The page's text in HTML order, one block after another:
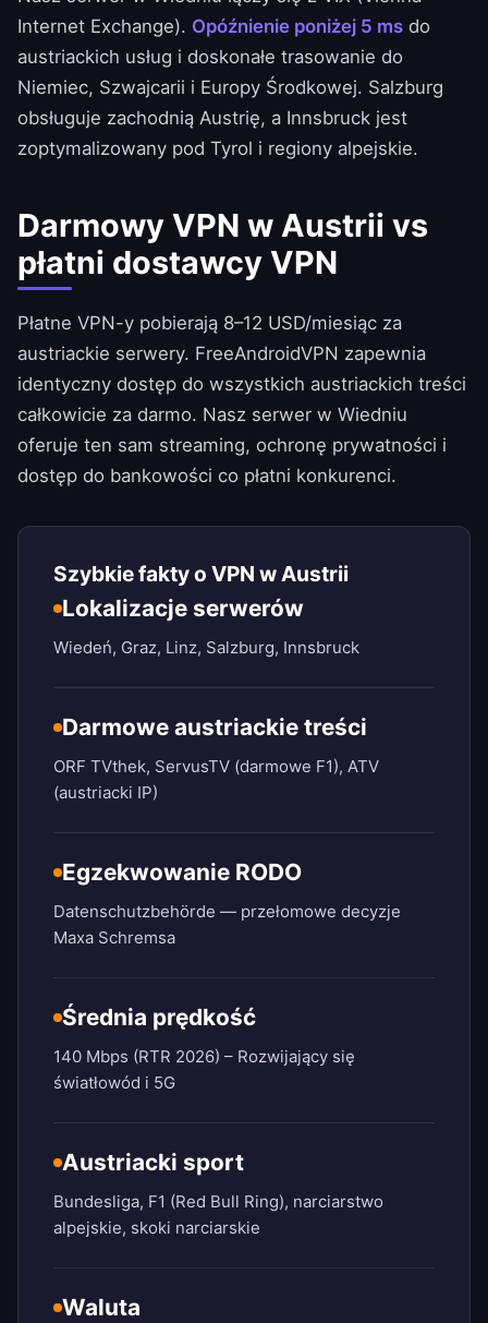
Internet Exchange). Opóźnienie poniżej 5 ms do
austriackich usług i doskonałe trasowanie do
Niemiec, Szwajcarii i Europy Środkowej. Salzburg
obsługuje zachodnią Austrię, a Innsbruck jest
zoptymalizowany pod Tyrol i regiony alpejskie.
Darmowy VPN w Austrii vs
płatni dostawcy VPN
Płatne VPN-y pobierają 8–12 USD/miesiąc za
austriackie serwery. FreeAndroidVPN zapewnia
identyczny dostęp do wszystkich austriackich treści
całkowicie za darmo. Nasz serwer w Wiedniu
oferuje ten sam streaming, ochronę prywatności i
dostęp do bankowości co płatni konkurenci.
Szybkie fakty o VPN w Austrii
Lokalizacje serwerów
Wiedeń, Graz, Linz, Salzburg, Innsbruck
Darmowe austriackie treści
ORF TVthek, ServusTV (darmowe F1), ATV
(austriacki IP)
Egzekwowanie RODO
Datenschutzbehörde — przełomowe decyzje
Maxa Schremsa
Średnia prędkość
140 Mbps (RTR 2026) – Rozwijający się
światłowód i 5G
Austriacki sport
Bundesliga, F1 (Red Bull Ring), narciarstwo
alpejskie, skoki narciarskie
Waluta